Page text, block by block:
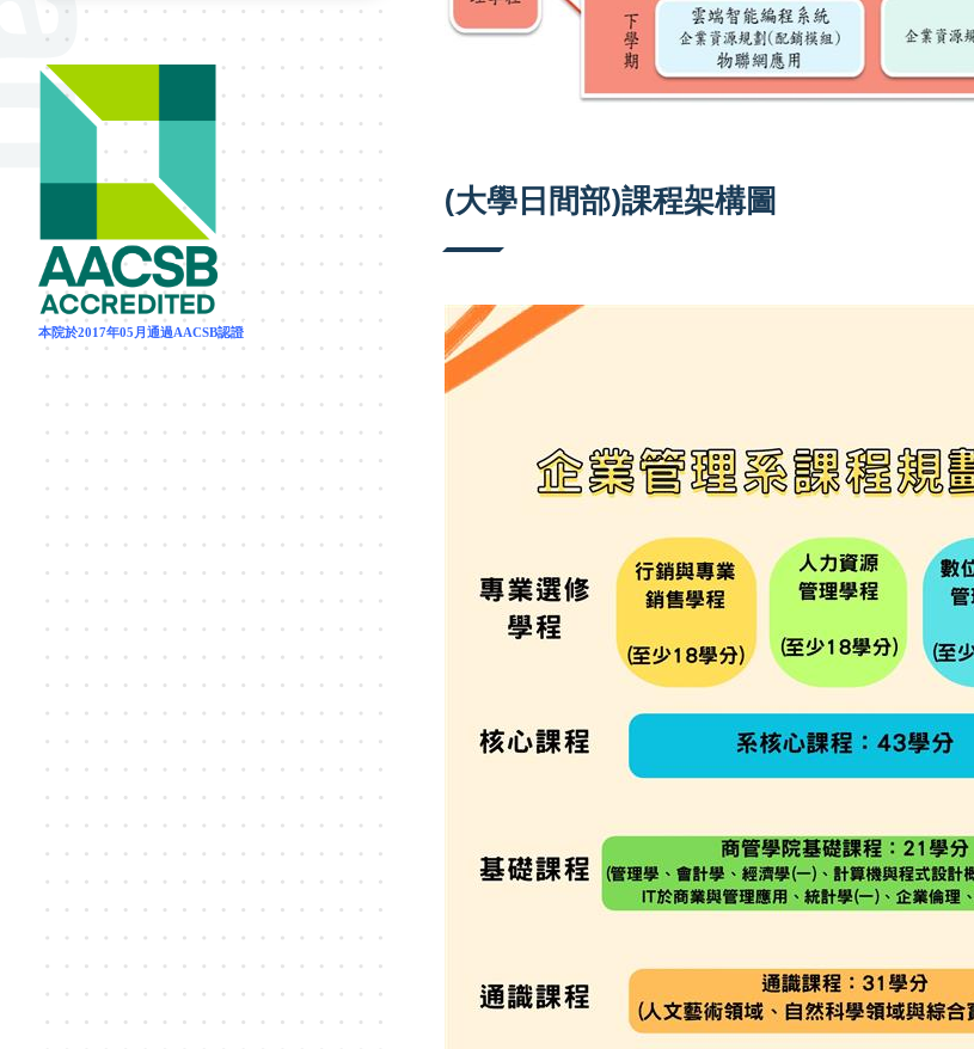
本院於2017年05月通過AACSB認證
(大學日間部)課程架構圖